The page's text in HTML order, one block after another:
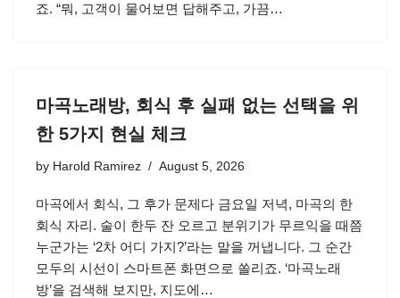
죠. “뭐, 고객이 물어보면 답해주고, 가끔…
마곡노래방, 회식 후 실패 없는 선택을 위
한 5가지 현실 체크
by Harold Ramirez August 5, 2026
마곡에서 회식, 그 후가 문제다 금요일 저녁, 마곡의 한
회식 자리. 술이 한두 잔 오르고 분위기가 무르익을 때쯤
누군가는 ‘2차 어디 가지?’라는 말을 꺼냅니다. 그 순간
모두의 시선이 스마트폰 화면으로 쏠리죠. ‘마곡노래
방’을 검색해 보지만, 지도에…